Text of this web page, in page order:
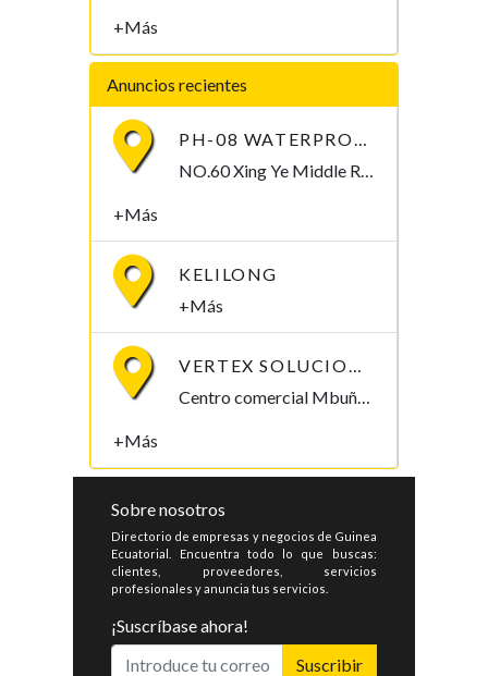
+Más
Anuncios recientes
PH-08 WATERPROOF PEN-TYPE SOIL PH METER
NO.60 Xing Ye Middle Road Fuan Fujian China , 355019,
+Más
KELILONG
+Más
VERTEX SOLUCIONES S.L.
Centro comercial Mbuña Bocamba, primera planta. Bata, Litoral , Guinea Ecuatorial
+Más
Sobre nosotros
Directorio de empresas y negocios de Guinea
Ecuatorial. Encuentra todo lo que buscas:
clientes, proveedores, servicios
profesionales y anuncia tus servicios.
¡Suscríbase ahora!
Suscribir